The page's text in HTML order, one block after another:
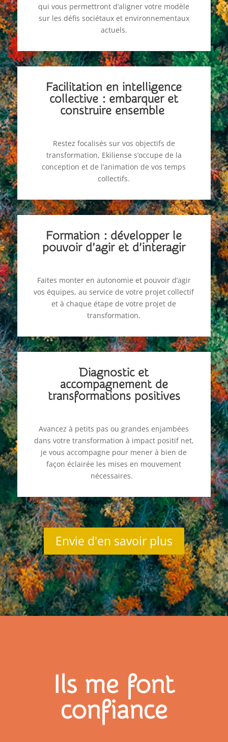
qui vous permettront d’aligner votre modèle
sur les défis sociétaux et environnementaux
actuels.
Facilitation en intelligence
collective : embarquer et
construire ensemble
Restez focalisés sur vos objectifs de
transformation, Ekiliense s’occupe de la
conception et de l’animation de vos temps
collectifs.
Formation : développer le
pouvoir d’agir et d’interagir
Faites monter en autonomie et pouvoir d’agir
vos équipes, au service de votre projet collectif
et à chaque étape de votre projet de
transformation.
Diagnostic et
accompagnement de
transformations positives
Avancez à petits pas ou grandes enjambées
dans votre transformation à impact positif net,
je vous accompagne pour mener à bien de
façon éclairée les mises en mouvement
nécessaires.
Envie d'en savoir plus
Ils me font
confiance